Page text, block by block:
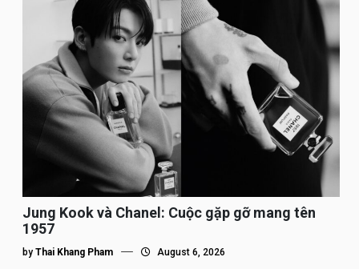
Jung Kook và Chanel: Cuộc gặp gỡ mang tên
1957
by Thai Khang Pham August 6, 2026